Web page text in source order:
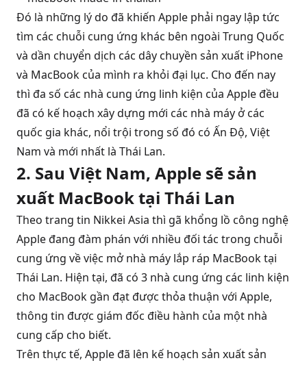
Đó là những lý do đã khiến Apple phải ngay lập tức
tìm các chuỗi cung ứng khác bên ngoài Trung Quốc
và dần chuyển dịch các dây chuyền sản xuất iPhone
và MacBook của mình ra khỏi đại lục. Cho đến nay
thì đa số các nhà cung ứng linh kiện của Apple đều
đã có kế hoạch xây dựng mới các nhà máy ở các
quốc gia khác, nổi trội trong số đó có Ấn Độ, Việt
Nam và mới nhất là Thái Lan.
2. Sau Việt Nam, Apple sẽ sản
xuất MacBook tại Thái Lan
Theo trang tin Nikkei Asia thì gã khổng lồ công nghệ
Apple đang đàm phán với nhiều đối tác trong chuỗi
cung ứng về việc mở nhà máy lắp ráp MacBook tại
Thái Lan. Hiện tại, đã có 3 nhà cung ứng các linh kiện
cho MacBook gần đạt được thỏa thuận với Apple,
thông tin được giám đốc điều hành của một nhà
cung cấp cho biết.
Trên thực tế, Apple đã lên kế hoạch sản xuất sản